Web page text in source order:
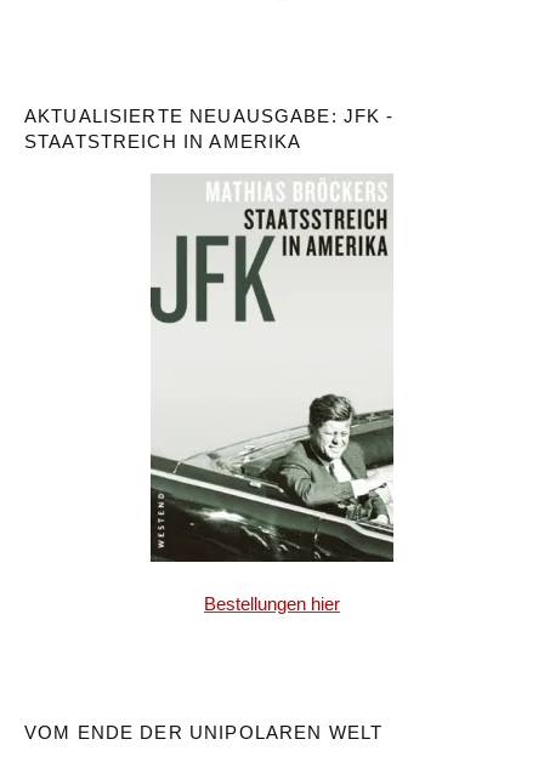
AKTUALISIERTE NEUAUSGABE: JFK -
STAATSTREICH IN AMERIKA
Bestellungen hier
VOM ENDE DER UNIPOLAREN WELT